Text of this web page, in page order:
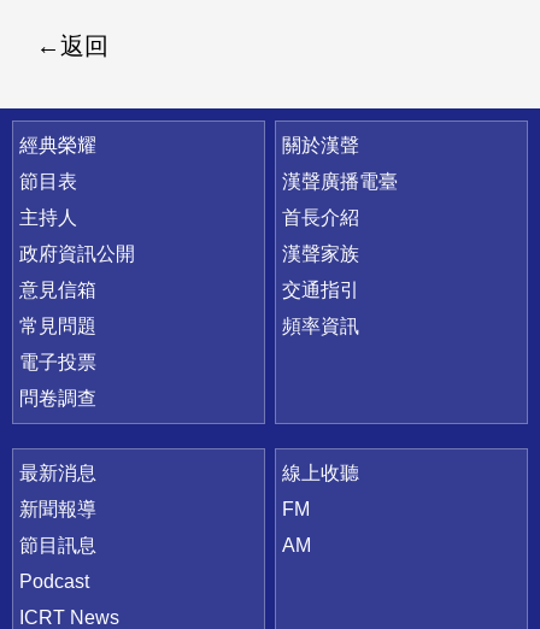
返回
快速連結
經典榮耀
節目表
主持人
政府資訊公開
意見信箱
常見問題
電子投票
問卷調查
關於漢聲
漢聲廣播電臺
首長介紹
漢聲家族
交通指引
頻率資訊
最新消息
新聞報導
節目訊息
Podcast
ICRT News
線上收聽
FM
AM